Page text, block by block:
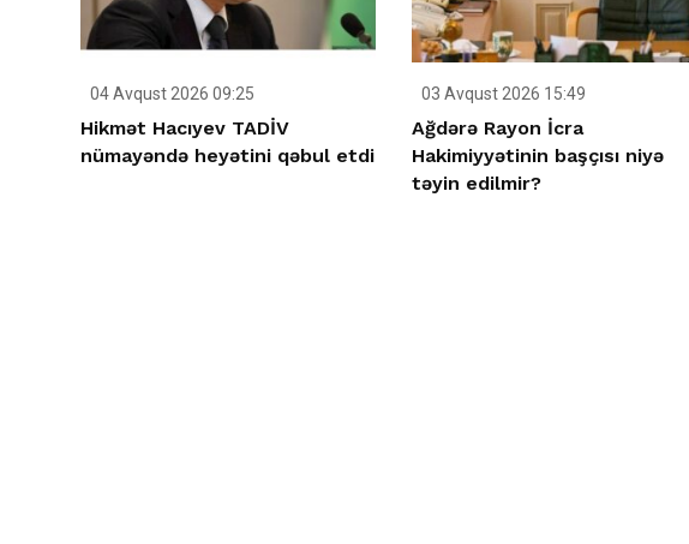
04 Avqust 2026 09:25
Hikmət Hacıyev TADİV
nümayəndə heyətini qəbul etdi
03 Avqust 2026 15:49
Ağdərə Rayon İcra
Hakimiyyətinin başçısı niyə
təyin edilmir?